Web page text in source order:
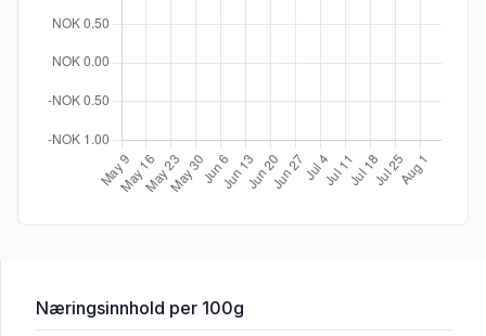
Næringsinnhold for 'Romantica Tomat 400g Season'
per 100g